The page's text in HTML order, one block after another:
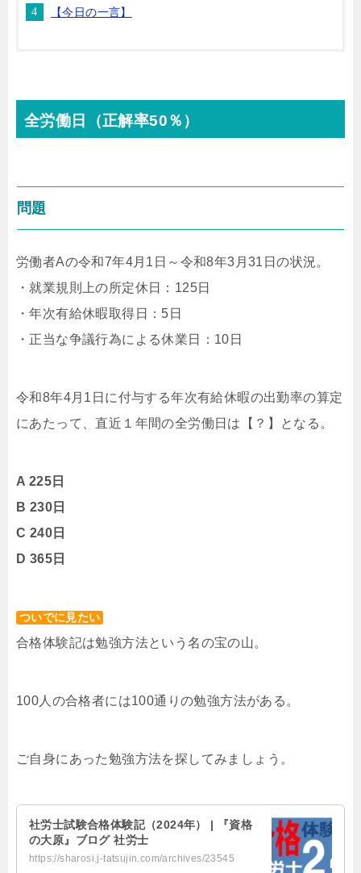
【今日の一言】
全労働日（正解率50％）
問題
労働者Aの令和7年4月1日～令和8年3月31日の状況。
・就業規則上の所定休日：125日
・年次有給休暇取得日：5日
・正当な争議行為による休業日：10日
令和8年4月1日に付与する年次有給休暇の出勤率の算定
にあたって、直近１年間の全労働日は【？】となる。
A 225日
B 230日
C 240日
D 365日
ついでに見たい
合格体験記は勉強方法という名の宝の山。
100人の合格者には100通りの勉強方法がある。
ご自身にあった勉強方法を探してみましょう。
社労士試験合格体験記（2024年） | 『資格
の大原』ブログ 社労士
https://sharosi.j-tatsujin.com/archives/23545